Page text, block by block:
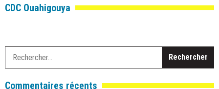
CDC Ouahigouya
Commentaires récents